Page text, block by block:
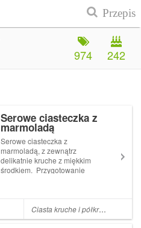
242
974
Serowe ciasteczka z
marmoladą
Serowe ciasteczka z
marmoladą, z zewnątrz
delikatnie kruche z miękkim
środkiem. Przygotowanie
jak da mnie idealny. Składniki
na ciasto ser twarogowy 250
Ciasta kruche i półkruche